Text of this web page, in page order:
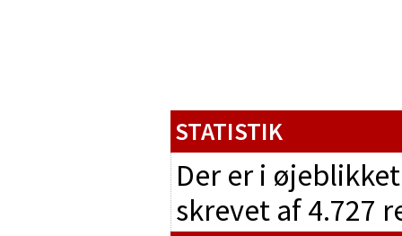
STATISTIK
Der er i
skrevet af 4.727